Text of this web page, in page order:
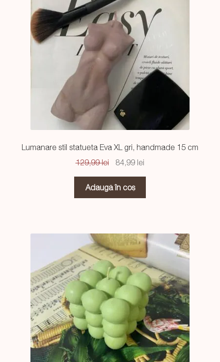
Lumanare stil statueta Eva XL gri, handmade 15 cm
129,99lei
Prețul
a
fost:
84,99 lei
84,99 lei.
Adaugă în coș